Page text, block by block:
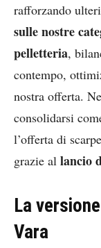
rafforzando
sulle nostre
pelletteria,
contempo,
nostra offerta.
consolidarsi
l’offerta di
grazie al lancio
La
Vara